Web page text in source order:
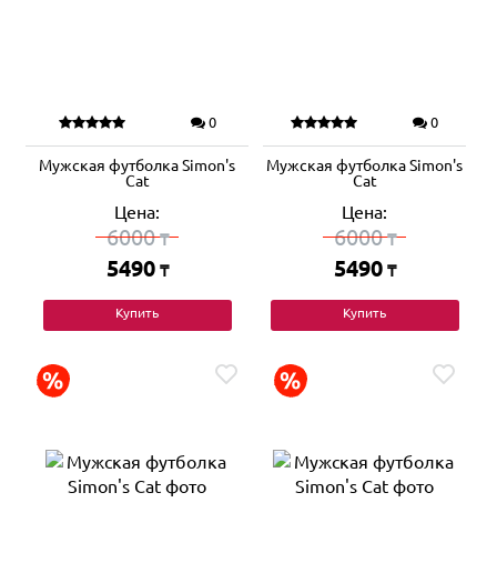
0
Мужская футболка Simon's
Cat
Цена:
6000₸
5490 ₸
Купить
0
Мужская футболка Simon's
Cat
Цена:
6000₸
5490 ₸
Купить